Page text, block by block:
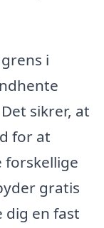
i
sikrer, at
for at
forskellige
gratis
dig en fast